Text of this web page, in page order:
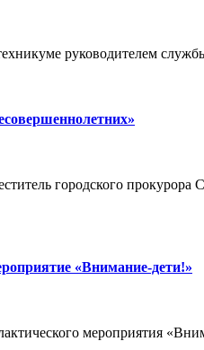
руководителем
городского
«Внимание-дети!»
мероприятия